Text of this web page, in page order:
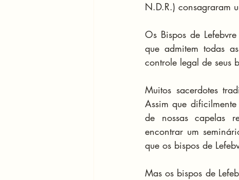
N.D.R.) consagraram
Os Bispos de
que admitem todas
controle legal de seus
Muitos sacerdotes
Assim que
de nossas capelas
encontrar um
que os bispos de
Mas os bispos de